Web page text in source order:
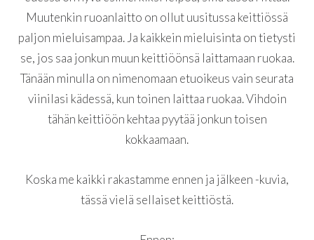
Muutenkin ruoanlaitto on ollut uusitussa keittiössä
paljon mieluisampaa. Ja kaikkein mieluisinta on tietysti
se, jos saa jonkun muun keittiöönsä laittamaan ruokaa.
Tänään minulla on nimenomaan etuoikeus vain seurata
viinilasi kädessä, kun toinen laittaa ruokaa. Vihdoin
tähän keittiöön kehtaa pyytää jonkun toisen
kokkaamaan.
Koska me kaikki rakastamme ennen ja jälkeen -kuvia,
tässä vielä sellaiset keittiöstä.